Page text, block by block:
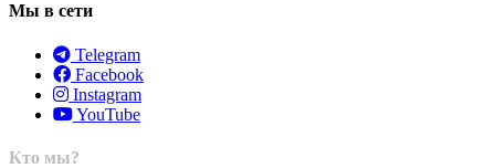
Мы в сети
Telegram
Facebook
Instagram
YouTube
Кто мы?